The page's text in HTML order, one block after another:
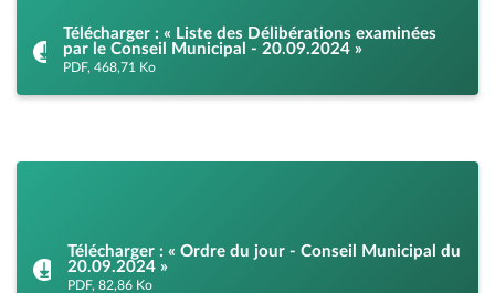
Télécharger : « Liste des Délibérations examinées
par le Conseil Municipal - 20.09.2024 »
PDF, 468,71 Ko
Télécharger : « Ordre du jour - Conseil Municipal du
20.09.2024 »
PDF, 82,86 Ko